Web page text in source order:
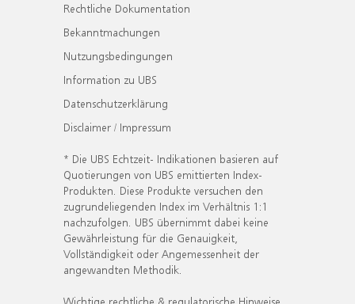
Rechtliche Dokumentation
Bekanntmachungen
Nutzungsbedingungen
Information zu UBS
Datenschutzerklärung
Disclaimer / Impressum
* Die UBS Echtzeit- Indikationen basieren auf
Quotierungen von UBS emittierten Index-
Produkten. Diese Produkte versuchen den
zugrundeliegenden Index im Verhältnis 1:1
nachzufolgen. UBS übernimmt dabei keine
Gewährleistung für die Genauigkeit,
Vollständigkeit oder Angemessenheit der
angewandten Methodik.